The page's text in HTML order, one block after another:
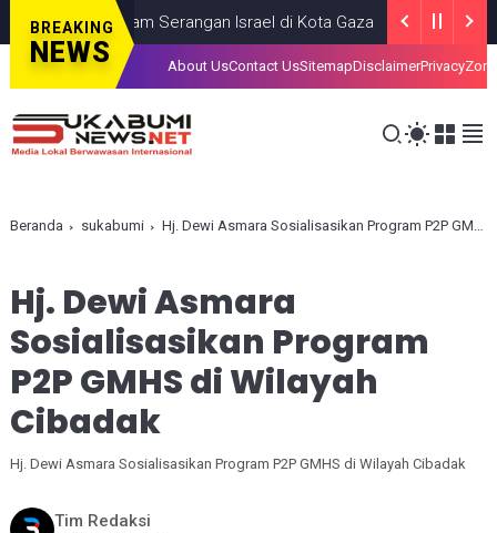
BREAKING
NEWS
dalam Serangan Israel di Kota Gaza GAZAJULY 19, 2026
About UsContact UsSitemapDisclaimerPrivacy
Beranda sukabumi Hj. Dewi Asmara Sosialisasikan Program P2P GMHS di Wilayah Cibadak
Hj. Dewi Asmara
Sosialisasikan Program
P2P GMHS di Wilayah
Cibadak
Hj. Dewi Asmara Sosialisasikan Program P2P GMHS di Wilayah Cibadak
Tim Redaksi